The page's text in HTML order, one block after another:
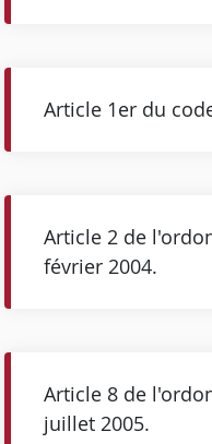
Article 1er du
Article 2 de
février 2004.
Article 8 de
juillet 2005.